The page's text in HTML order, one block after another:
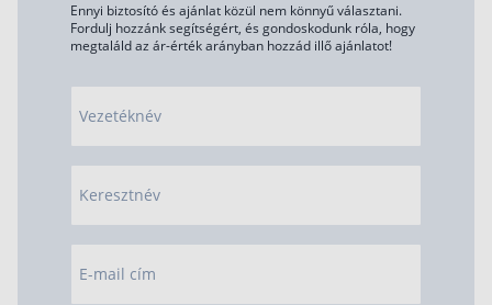
Ennyi biztosító és ajánlat közül nem könnyű választani.
Fordulj hozzánk segítségért, és gondoskodunk róla, hogy
megtaláld az ár-érték arányban hozzád illő ajánlatot!
Vezetéknév
Keresztnév
E-mail cím